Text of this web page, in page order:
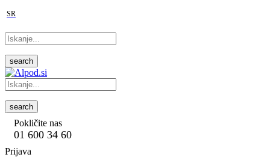
SR
search
search
Pokličite nas
01 600 34 60
Prijava